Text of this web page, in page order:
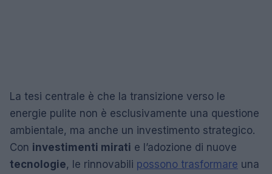
La tesi centrale è che la transizione verso le
energie pulite non è esclusivamente una questione
ambientale, ma anche un investimento strategico.
Con investimenti mirati e l’adozione di nuove
tecnologie, le rinnovabili possono trasformare una